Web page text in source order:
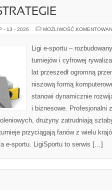
- 13 - 2026 MOŻLIWOŚĆ
Ligi e-sportu –
turniejów i cyfrowej
lat przeszedł ogromną
niszową formą
stanowi dynamicznie
i biznesowe. Profesjonalni
drużyny zatrudniają
przyciągają fanów z wielu
e-sportu. LigiSportu to serwis […]